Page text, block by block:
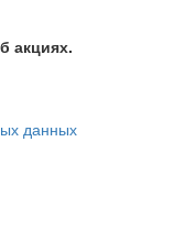
акциях.
данных